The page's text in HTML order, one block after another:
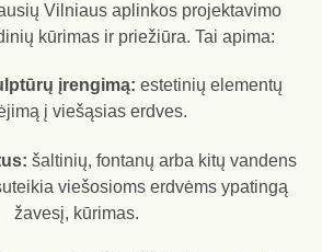
Vilniaus aplinkos projektavimo
kūrimas ir priežiūra. Tai apima:
įrengimą: estetinių elementų
į viešąsias erdves.
šaltinių, fontanų arba kitų vandens
viešosioms erdvėms ypatingą
žavesį, kūrimas.